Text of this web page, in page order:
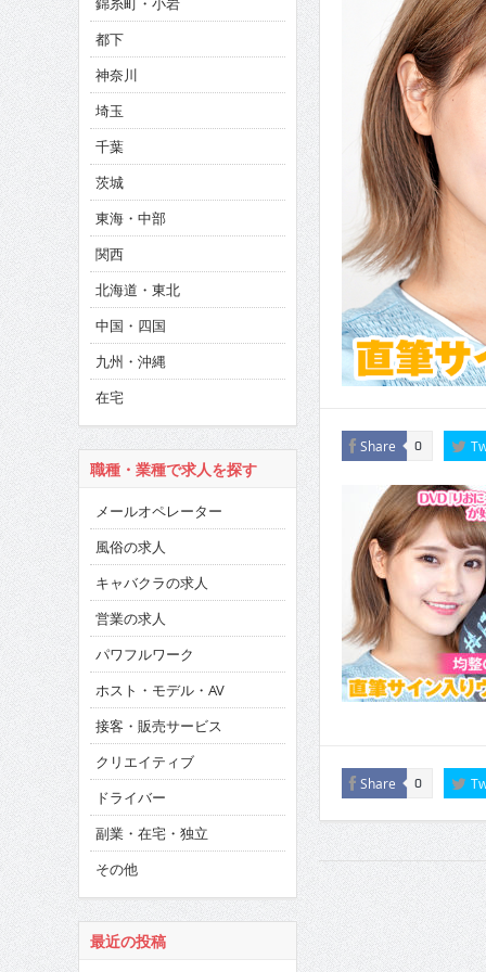
CINEMA×STYLE 286号
CINEMA×STYLE 285号
CINEMA×STYLE 294号
Share 0
Share 0
都下
神奈川
埼玉
千葉
茨城
東海・中部
関西
北海道・東北
中国・四国
九州・沖縄
在宅
職種・業種で求人を探す
メールオペレーター
風俗の求人
キャバクラの求人
営業の求人
パワフルワーク
ホスト・モデル・AV
接客・販売サービス
クリエイティブ
ドライバー
副業・在宅・独立
その他
最近の投稿